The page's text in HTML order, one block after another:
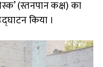
(स्तनपान कक्ष) का
किया ।